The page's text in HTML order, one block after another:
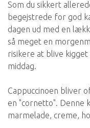
Som du sikkert
begejstrede for god
dagen ud med en
så meget en
risikere at blive
middag.
Cappuccinoen bliver
en "cornetto". Denne
marmelade, creme,